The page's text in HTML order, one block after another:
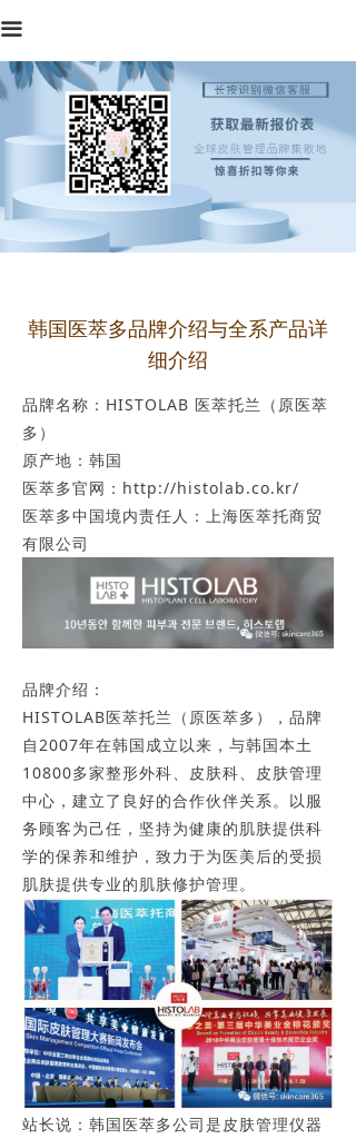
끀首页
品牌中心
产品中心
行业资讯
专业知识
韩国医萃多品牌介绍与全系产品详
细介绍
品牌名称：HISTOLAB 医萃托兰（原医萃
多）
原产地：韩国
医萃多官网：http://histolab.co.kr/
医萃多中国境内责任人：上海医萃托商贸
有限公司
品牌介绍：
HISTOLAB医萃托兰（原医萃多），品牌
自2007年在韩国成立以来，与韩国本土
10800多家整形外科、皮肤科、皮肤管理
中心，建立了良好的合作伙伴关系。以服
务顾客为己任，坚持为健康的肌肤提供科
学的保养和维护，致力于为医美后的受损
肌肤提供专业的肌肤修护管理。
站长说：韩国医萃多公司是皮肤管理仪器